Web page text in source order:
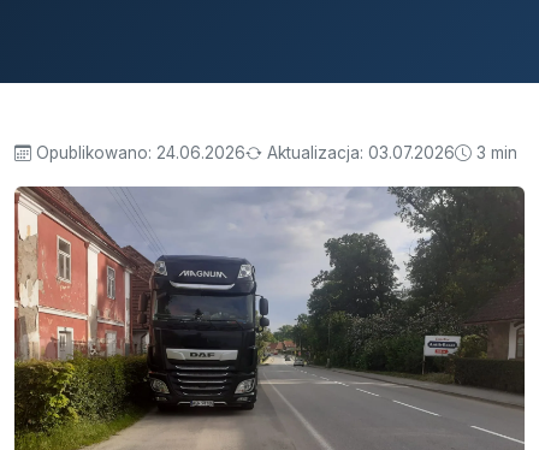
Opublikowano: 24.06.2026 Aktualizacja: 03.07.2026 3 min